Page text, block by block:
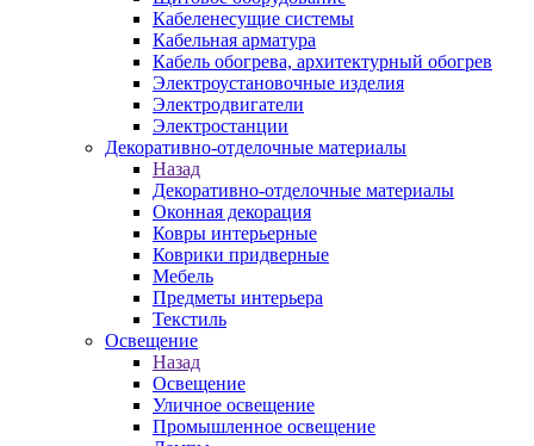
Кабеленесущие системы
Кабельная арматура
Кабель обогрева, архитектурный обогрев
Электроустановочные изделия
Электродвигатели
Электростанции
Декоративно-отделочные материалы
Назад
Декоративно-отделочные материалы
Оконная декорация
Ковры интерьерные
Коврики придверные
Мебель
Предметы интерьера
Текстиль
Освещение
Назад
Освещение
Уличное освещение
Промышленное освещение